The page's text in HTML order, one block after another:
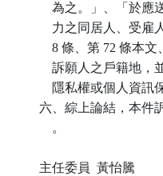
為之。」、「於
力之同居人、受
8 條、第 72 條本
訴願人之戶籍地
隱私權或個人資
六、綜上論結，本件
    。
主任委員  黃怡騰